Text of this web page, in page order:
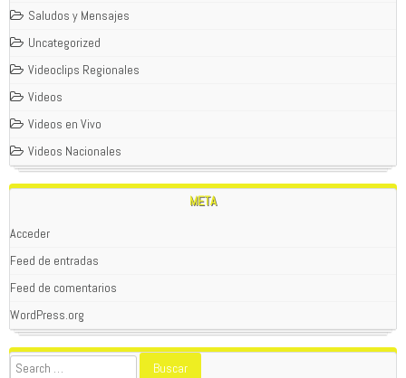
Saludos y Mensajes
Uncategorized
Videoclips Regionales
Videos
Videos en Vivo
Videos Nacionales
META
Acceder
Feed de entradas
Feed de comentarios
WordPress.org
WOLFPACK 01/02/2024
SEAN TODOS BIENVENIDOS A